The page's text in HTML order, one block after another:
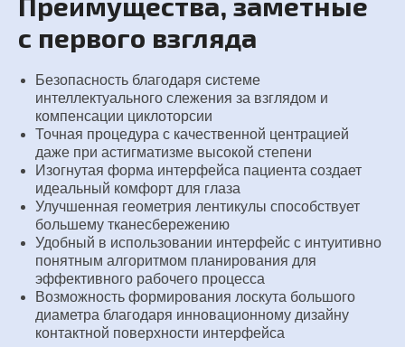
с первого взгляда
Безопасность благодаря системе
интеллектуальногослежения за взглядом и
компенсации циклоторсии
Точная процедура с качественной центрацией
даже при астигматизме высокой степени
Изогнутая форма интерфейса пациента создает
идеальный комфорт для глаза
Улучшенная геометрия лентикулы способствует
большему тканесбережению
Удобный в использовании интерфейс с интуитивно
понятным алгоритмом планирования для
эффективного рабочего процесса
Возможность формирования лоскута большого
диаметра благодаря инновационному дизайну
контактной поверхности интерфейса